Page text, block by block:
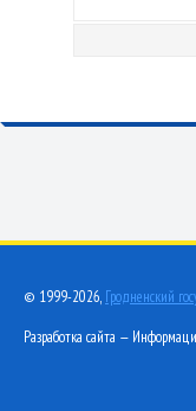
© 1999-2026, Гродненский
Разработка сайта —